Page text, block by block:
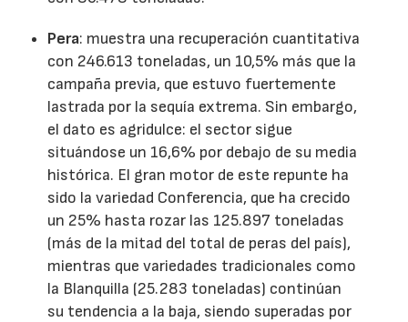
Pera: muestra una recuperación cuantitativa
con 246.613 toneladas, un 10,5% más que la
campaña previa, que estuvo fuertemente
lastrada por la sequía extrema. Sin embargo,
el dato es agridulce: el sector sigue
situándose un 16,6% por debajo de su media
histórica. El gran motor de este repunte ha
sido la variedad Conferencia, que ha crecido
un 25% hasta rozar las 125.897 toneladas
(más de la mitad del total de peras del país),
mientras que variedades tradicionales como
la Blanquilla (25.283 toneladas) continúan
su tendencia a la baja, siendo superadas por